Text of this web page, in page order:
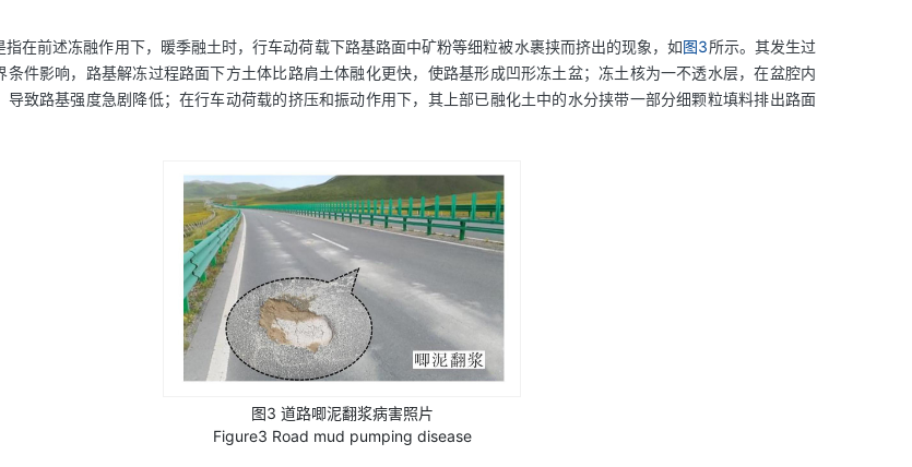
指在前述冻融作用下，暖季融土时，行车动荷载下路基路面中矿粉等细粒被水裹挟而挤出的现象，如图3所示。其发生过
条件影响，路基解冻过程路面下方土体比路肩土体融化更快，使路基形成凹形冻土盆；冻土核为一不透水层，在盆腔内
导致路基强度急剧降低；在行车动荷载的挤压和振动作用下，其上部已融化土中的水分挟带一部分细颗粒填料排出路面
图3 道路唧泥翻浆病害照片
Figure3 Road mud pumping disease